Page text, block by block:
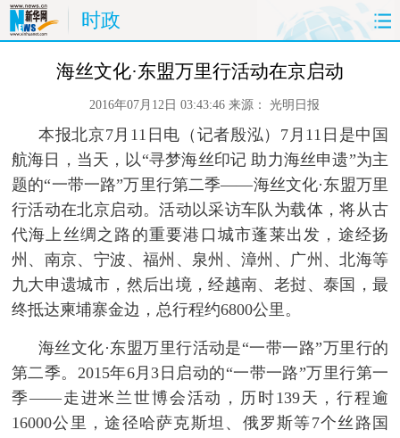
时政
首页 时政 国际 财经
体育 人事
时尚 思客 地方 法治
港澳 台湾 华人 汽车
科技 能源 房产
图片 视频 彩票 食品
旅游 健康 信息化 数据
金融 公益 军事 无人机
富媒体 摄影 新华广播
海丝文化·东盟万里行活动在京启动
2016年07月12日 03:43:46 来源： 光明日报
本报北京7月11日电（记者殷泓）7月11日是中国
航海日，当天，以“寻梦海丝印记 助力海丝申遗”为主
题的“一带一路”万里行第二季——海丝文化·东盟万里
行活动在北京启动。活动以采访车队为载体，将从古
代海上丝绸之路的重要港口城市蓬莱出发，途经扬
州、南京、宁波、福州、泉州、漳州、广州、北海等
九大申遗城市，然后出境，经越南、老挝、泰国，最
终抵达柬埔寨金边，总行程约6800公里。
海丝文化·东盟万里行活动是“一带一路”万里行的
第二季。2015年6月3日启动的“一带一路”万里行第一
季——走进米兰世博会活动，历时139天，行程逾
16000公里，途径哈萨克斯坦、俄罗斯等7个丝路国